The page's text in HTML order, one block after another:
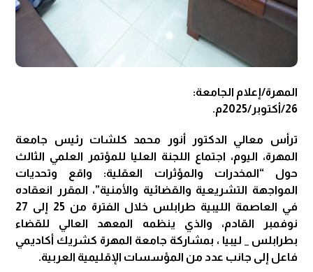
المهرة/إعلام الجامعة:
26/أكتوبر/2025م.
ترأس معالي الدكتور أنور محمد كلشات رئيس جامعة
المهرة، اليوم، اجتماع اللجنة العليا للمؤتمر العلمي الثالث
حول “المخدرات والمؤثرات العقلية: واقع وتحديات
المواجهة التشريعية والقضائية والأمنية”، المقرر انعقاده
في العاصمة الليبية طرابلس خلال الفترة من 25 إلى 27
نوفمبر القادم، والذي ينظمه المعهد العالي للقضاء
بطرابلس _ ليبيا ، بمشاركة جامعة المهرة كشريك أكاديمي
فاعل إلى جانب عدد من المؤسسات الإقليمية العربية.